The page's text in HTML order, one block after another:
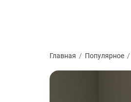
Главная / Популярное /